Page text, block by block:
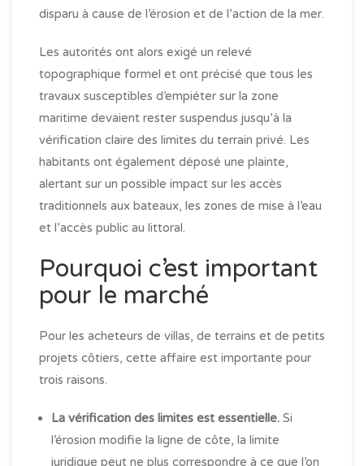
disparu à cause de l’érosion et de l’action de la mer.
Les autorités ont alors exigé un relevé
topographique formel et ont précisé que tous les
travaux susceptibles d’empiéter sur la zone
maritime devaient rester suspendus jusqu’à la
vérification claire des limites du terrain privé. Les
habitants ont également déposé une plainte,
alertant sur un possible impact sur les accès
traditionnels aux bateaux, les zones de mise à l’eau
et l’accès public au littoral.
Pourquoi c’est important
pour le marché
Pour les acheteurs de villas, de terrains et de petits
projets côtiers, cette affaire est importante pour
trois raisons.
La vérification des limites est essentielle. Si
l’érosion modifie la ligne de côte, la limite
juridique peut ne plus correspondre à ce que l’on